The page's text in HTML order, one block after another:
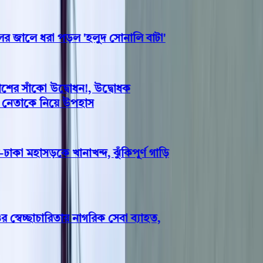
ধরা পড়ল 'হলুদ সোনালি বাটা'
সাঁকো উদ্বোধন!, উদ্বোধক
নিয়ে উপহাস
মহাসড়কে খানাখন্দ, ঝুঁকিপূর্ণ গাড়ি
নাগরিক সেবা ব্যাহত,